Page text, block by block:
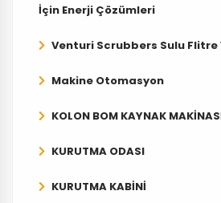
İçin Enerji Çözümleri
Venturi Scrubbers Sulu Flitre
Makine Otomasyon
KOLON BOM KAYNAK
KURUTMA ODASI
KURUTMA KABİNİ